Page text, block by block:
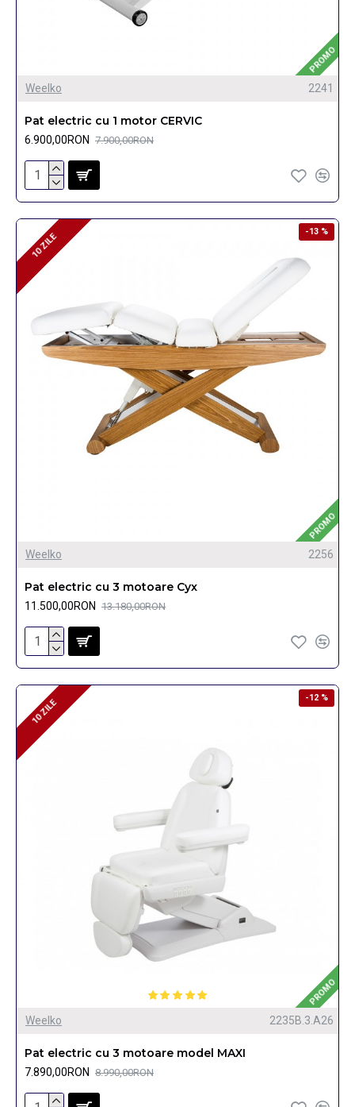
PROMO
Weelko 2241
Pat electric cu 1 motor CERVIC
6.900,00RON 7.900,00RON
PROMO
-13 %
10 ZILE
10 ZILE
Weelko 2256
Pat electric cu 3 motoare Cyx
11.500,00RON 13.180,00RON
PROMO
-12 %
10 ZILE
10 ZILE
Weelko 2235B.3.A26
Pat electric cu 3 motoare model MAXI
7.890,00RON 8.990,00RON